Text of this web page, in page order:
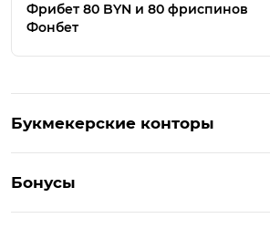
Фрибет 80 BYN и 80 фриспинов
Фонбет
Букмекерские конторы
Букмекеры на Андроид
Бонусы